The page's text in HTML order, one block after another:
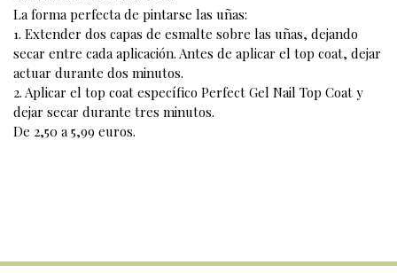
La forma perfecta de pintarse las uñas:
1. Extender dos capas de esmalte sobre las uñas, dejando
secar entre cada aplicación. Antes de aplicar el top coat, dejar
actuar durante dos minutos.
2. Aplicar el top coat específico Perfect Gel Nail Top Coat y
dejar secar durante tres minutos.
De 2,50 a 5,99 euros.